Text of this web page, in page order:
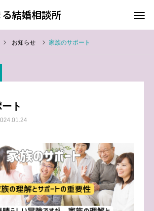
結婚相談所
お知らせ 家族のサポート
ト
結婚相談所
声